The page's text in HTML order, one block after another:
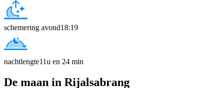
schemering avond18:19
nachtlengte11u en 24 min
De maan in Rijalsabrang